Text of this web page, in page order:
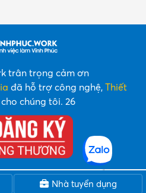
trân trọng cảm ơn
đã hỗ trợ công nghệ, Thiết
cho chúng tôi. 26
Nhà tuyển dụng